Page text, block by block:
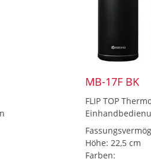
MB-17F BK
FLIP TOP
Höhe: 22,5 cm
Farben: